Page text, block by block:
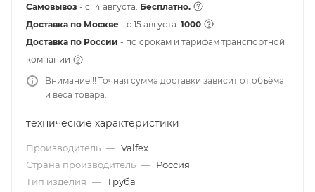
Самовывоз - с 14 августа. Бесплатно.
Доставка по Москве - c 15 августа. 1000
Доставка по России - по срокам и тарифам транспортной
компании
Внимание!!! Точная сумма доставки зависит от объёма
и веса товара.
технические характеристики
Производитель — Valfex
Страна производитель — Россия
Тип изделия — Труба